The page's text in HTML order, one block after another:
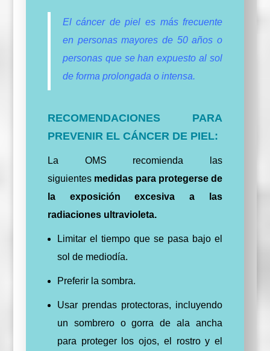
El cáncer de piel es más frecuente
en personas mayores de 50 años o
personas que se han expuesto al sol
de forma prolongada o intensa.
RECOMENDACIONES PARA
PREVENIR EL CÁNCER DE PIEL:
La OMS recomienda las
siguientes medidas para protegerse de
la exposición excesiva a las
radiaciones ultravioleta.
Limitar el tiempo que se pasa bajo el
sol de mediodía.
Preferir la sombra.
Usar prendas protectoras, incluyendo
un sombrero o gorra de ala ancha
para proteger los ojos, el rostro y el